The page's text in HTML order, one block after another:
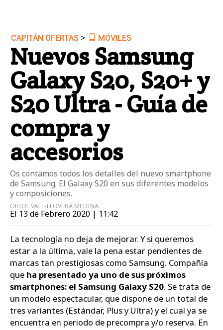
CAPITÁN OFERTAS > MÓVILES
Nuevos Samsung
Galaxy S20, S20+ y
S20 Ultra - Guía de
compra y
accesorios
Os contamos todos los detalles del nuevo smartphone
de Samsung. El Galaxy S20 en sus diferentes modelos
y composiciones.
ORIOL VALL-LLOVERA MEDINA
El 13 de Febrero 2020 | 11:42
La tecnología no deja de mejorar. Y si queremos
estar a la última, vale la pena estar pendientes de
marcas tan prestigiosas como Samsung. Compañía
que ha presentado ya uno de sus próximos
smartphones: el Samsung Galaxy S20. Se trata de
un modelo espectacular, que dispone de un total de
tres variantes (Estándar, Plus y Ultra) y el cual ya se
encuentra en periodo de precompra y/o reserva. En